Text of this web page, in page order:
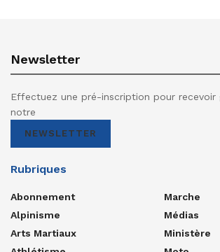
Newsletter
Effectuez une pré-inscription pour recevoir
notre
NEWSLETTER
Rubriques
Abonnement
Alpinisme
Arts Martiaux
Marche
Médias
Ministère